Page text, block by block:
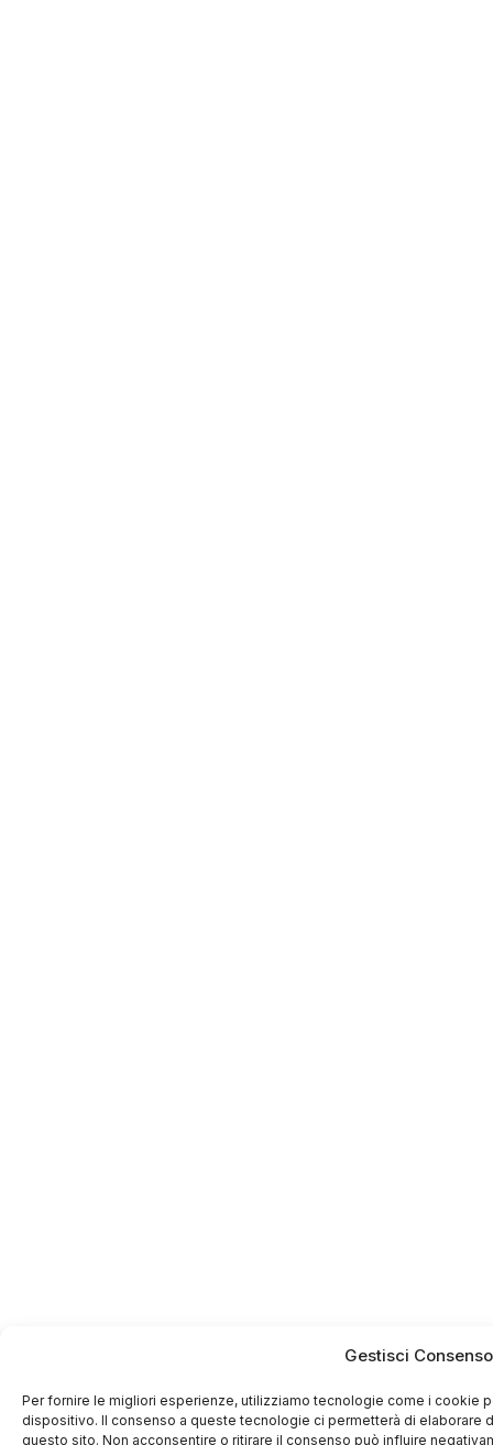
Gestisci
Per fornire le migliori esperienze, utilizziamo tecnologie come i cookie
dispositivo. Il consenso a queste tecnologie ci permetterà di elaborare
questo sito. Non acconsentire o ritirare il consenso può influire